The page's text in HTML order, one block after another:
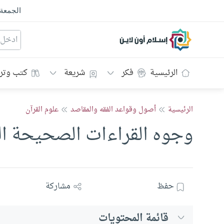
إسلام أون لاين
الرئيسية فكر شريعة كتب
الرئيسية أصول وقواعد الفقه والمقاصد علوم القرآن
وجوه القراءات الصحيحة
حفظ مشاركة
قائمة المحتويات